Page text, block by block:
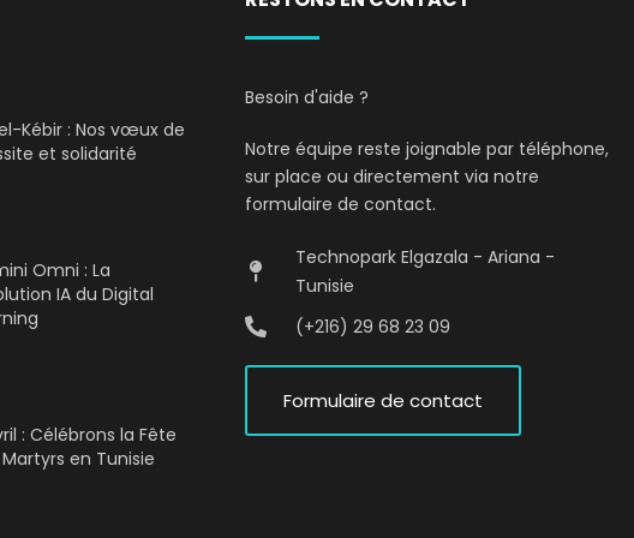
Kébir : Nos vœux de
et solidarité
Omni : La
IA du Digital
: Célébrons la Fête
en Tunisie
Besoin d'aide ?
Notre équipe reste joignable par téléphone,
sur place ou directement via notre
formulaire de contact.
Technopark Elgazala - Ariana -
Tunisie
(+216) 29 68 23 09
Formulaire de contact